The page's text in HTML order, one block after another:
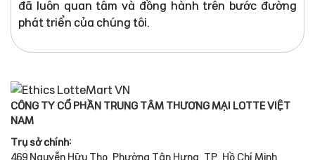
đã luôn quan tâm và đồng hành trên bước đường
phát triển của chúng tôi.
CÔNG TY CỔ PHẦN TRUNG TÂM THƯƠNG MẠI LOTTE VIỆT
NAM
Trụ sở chính:
469 Nguyễn Hữu Thọ, Phường Tân Hưng, TP. Hồ Chí Minh